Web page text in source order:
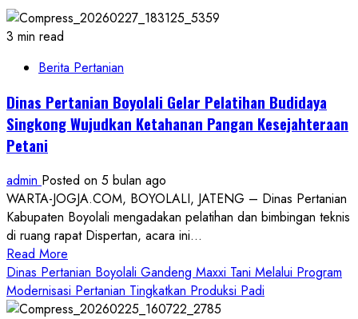
3 min read
Berita Pertanian
Dinas Pertanian Boyolali Gelar Pelatihan Budidaya
Singkong Wujudkan Ketahanan Pangan Kesejahteraan
Petani
admin Posted on 5 bulan ago
WARTA-JOGJA.COM, BOYOLALI, JATENG – Dinas Pertanian
Kabupaten Boyolali mengadakan pelatihan dan bimbingan teknis
di ruang rapat Dispertan, acara ini...
Read More
more
about
Dinas
Dinas Pertanian Boyolali Gandeng Maxxi Tani Melalui Program
Modernisasi Pertanian Tingkatkan Produksi Padi